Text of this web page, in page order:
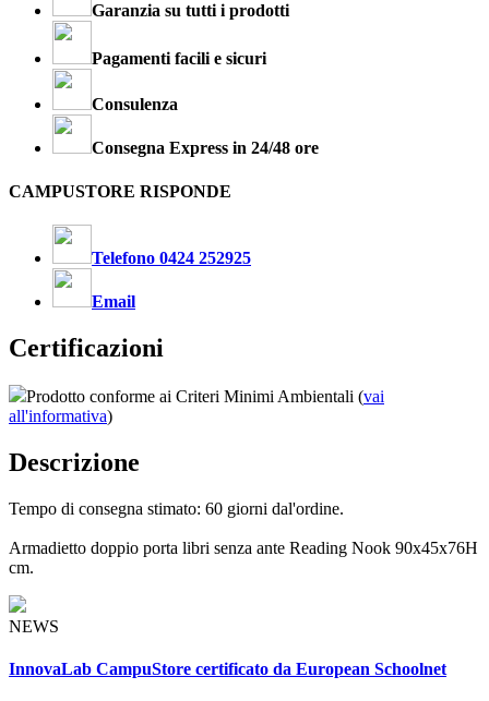
Garanzia su tutti i prodotti
Pagamenti facili e sicuri
Consulenza
Consegna Express in 24/48 ore
CAMPUSTORE RISPONDE
Telefono 0424 252925
Email
Certificazioni
Prodotto conforme ai Criteri Minimi Ambientali (vai
all'informativa)
Descrizione
Tempo di consegna stimato: 60 giorni dal'ordine.
Armadietto doppio porta libri senza ante Reading Nook 90x45x76H
cm.
NEWS
InnovaLab CampuStore certificato da European Schoolnet